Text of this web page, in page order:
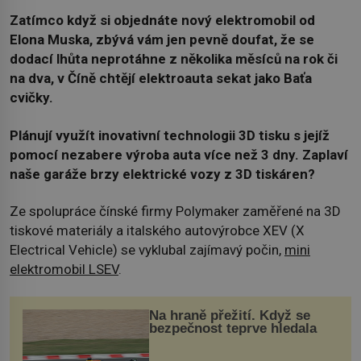
Zatímco když si objednáte nový elektromobil od
Elona Muska, zbývá vám jen pevně doufat, že se
dodací lhůta neprotáhne z několika měsíců na rok či
na dva, v Číně chtějí elektroauta sekat jako Baťa
cvičky.
Plánují využít inovativní technologii 3D tisku s jejíž
pomocí nezabere výroba auta více než 3 dny. Zaplaví
naše garáže brzy elektrické vozy z 3D tiskáren?
Ze spolupráce čínské firmy Polymaker zaměřené na 3D
tiskové materiály a italského autovýrobce XEV (X
Electrical Vehicle) se vyklubal zajímavý počin, mini
elektromobil LSEV.
Na hraně přežití. Když se
bezpečnost teprve hledala